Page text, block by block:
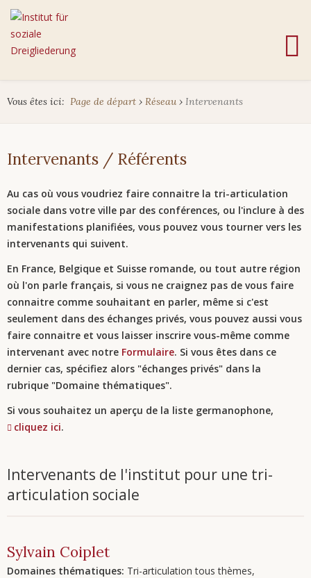
Vous êtes ici: Page de départ › Réseau › Intervenants
Intervenants / Référents
Au cas où vous voudriez faire connaitre la tri-articulation
sociale dans votre ville par des conférences, ou l'inclure à des
manifestations planifiées, vous pouvez vous tourner vers les
intervenants qui suivent.
En France, Belgique et Suisse romande, ou tout autre région
où l'on parle français, si vous ne craignez pas de vous faire
connaitre comme souhaitant en parler, même si c'est
seulement dans des échanges privés, vous pouvez aussi vous
faire connaitre et vous laisser inscrire vous-même comme
intervenant avec notre Formulaire. Si vous êtes dans ce
dernier cas, spécifiez alors "échanges privés" dans la
rubrique "Domaine thématiques".
Si vous souhaitez un aperçu de la liste germanophone,
cliquez ici.
Intervenants de l'institut pour une tri-
articulation sociale
Sylvain Coiplet
Domaines thématiques: Tri-articulation tous thèmes,